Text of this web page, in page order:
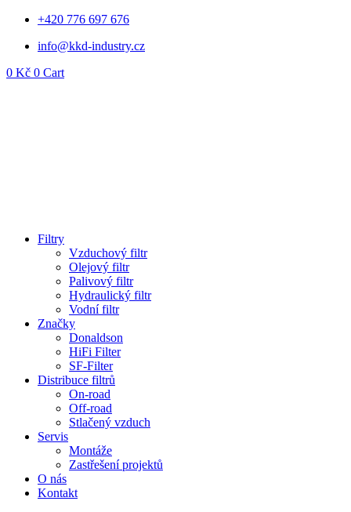
Přejít
obsahu
+420 776 697 676
info@kkd-industry.cz
0 Kč 0 Cart
Filtry
Vzduchový filtr
Olejový filtr
Palivový filtr
Hydraulický filtr
Vodní filtr
Značky
Donaldson
HiFi Filter
SF-Filter
Distribuce filtrů
On-road
Off-road
Stlačený vzduch
Servis
Montáže
Zastřešení projektů
O nás
Kontakt